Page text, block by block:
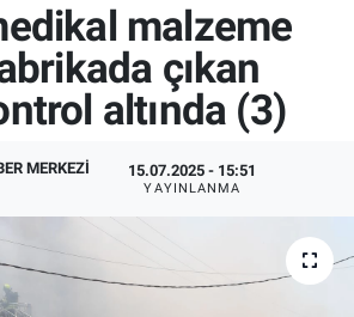
malzeme
çıkan
altında (3)
MERKEZI 15.07.2025 - 15:51
YAYINLANMA